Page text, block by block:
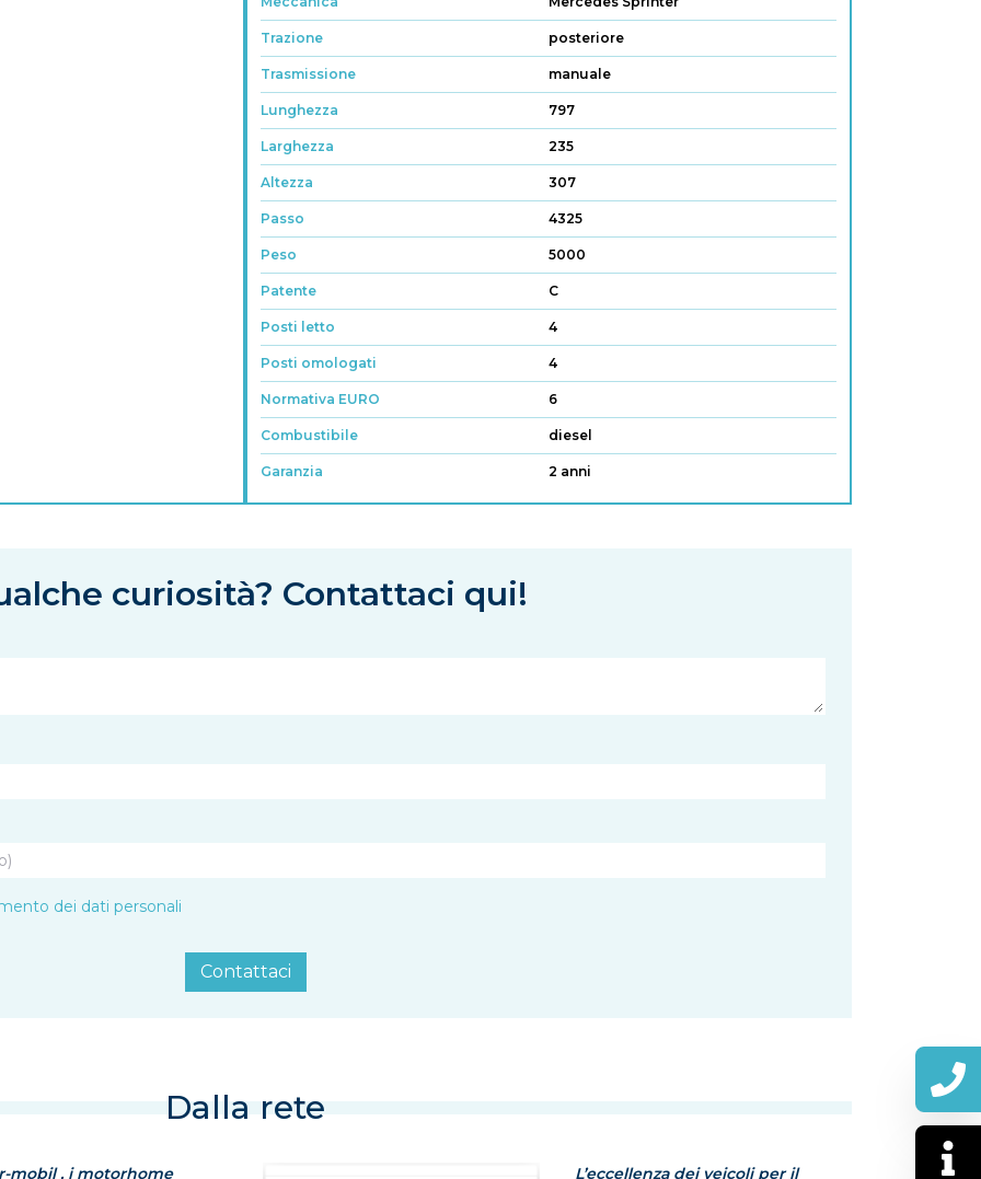
Trazione posteriore
Trasmissione manuale
Lunghezza 797
Larghezza 235
Altezza 307
Passo 4325
Peso 5000
Patente C
Posti letto 4
Posti omologati 4
Normativa EURO 6
Combustibile diesel
Garanzia 2 anni
curiosità? Contattaci qui!
dei dati personali
Contattaci
Dalla rete
mobil , i motorhome
L’eccellenza dei veicoli per il